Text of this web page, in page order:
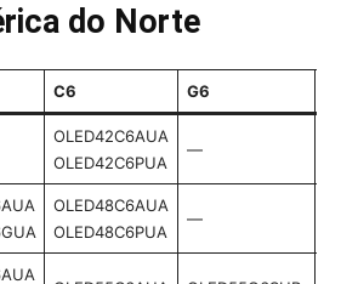
do Norte
C6 G6
OLED42C6AUA
OLED42C6PUA
—
OLED48C6AUA
OLED48C6PUA
—